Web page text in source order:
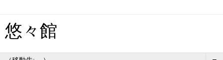
悠々館